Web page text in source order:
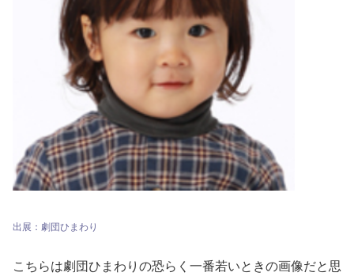
出展：劇団ひまわり
こちらは劇団ひまわりの恐らく一番若いときの画像だと思